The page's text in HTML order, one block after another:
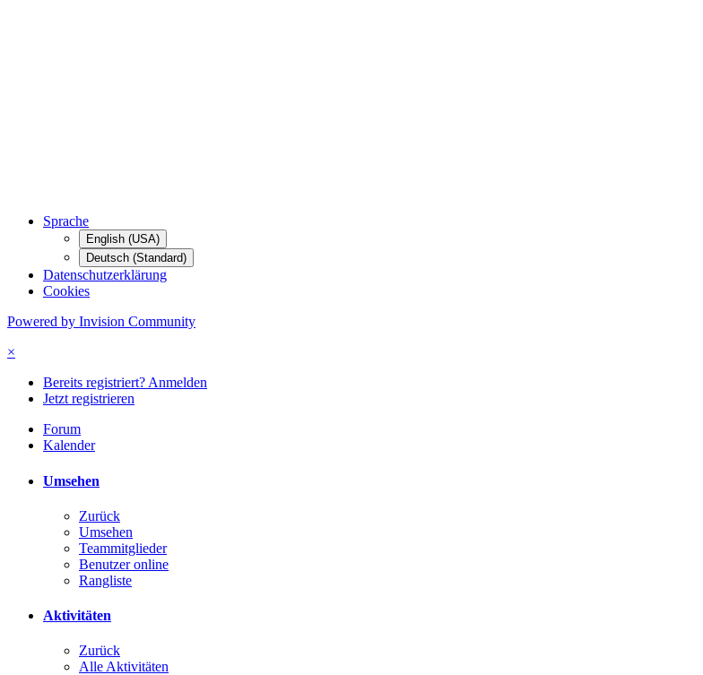
Sprache
English (USA)
Deutsch (Standard)
Datenschutzerklärung
Cookies
Powered by Invision Community
×
Bereits registriert? Anmelden
Jetzt registrieren
Forum
Kalender
Umsehen
Zurück
Umsehen
Teammitglieder
Benutzer online
Rangliste
Aktivitäten
Zurück
Alle Aktivitäten